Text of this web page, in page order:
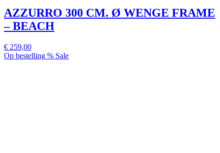
AZZURRO 300 CM. Ø WENGE FRAME
– BEACH
€ 259,00
Op bestelling % Sale